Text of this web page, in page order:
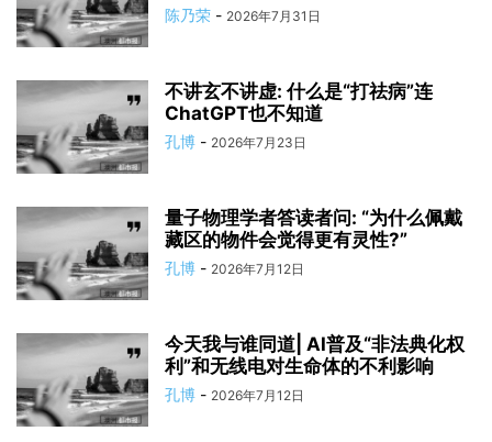
陈乃荣 - 2026年7月31日
不讲玄不讲虚: 什么是“打祛病”连
ChatGPT也不知道
孔博 - 2026年7月23日
量子物理学者答读者问: “为什么佩戴
藏区的物件会觉得更有灵性?”
孔博 - 2026年7月12日
今天我与谁同道| AI普及“非法典化权
利”和无线电对生命体的不利影响
孔博 - 2026年7月12日